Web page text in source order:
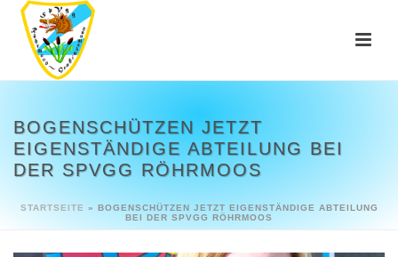
BOGENSCHÜTZEN JETZT
EIGENSTÄNDIGE ABTEILUNG BEI
DER SPVGG RÖHRMOOS
STARTSEITE » BOGENSCHÜTZEN JETZT EIGENSTÄNDIGE ABTEILUNG
BEI DER SPVGG RÖHRMOOS